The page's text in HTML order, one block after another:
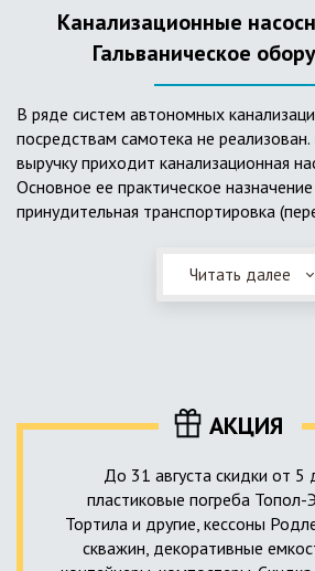
подвержены промерзанию.
установки железобетонных кессонов
уровень грунтовых вод (УГВ) на
выполненный из пластика, может
высоким УГВ.
Очищенная вода без перебоев –
каждого владельца загородного
установку кессонов, погребов и
следует воспользоваться услугами
компании. Мы максимально
проведем весь комплекс
выполним необходимые расчеты и
Канализационные
Гальваническое
В ряде систем автономных
посредствам самотека не
выручку приходит канализационная
Основное ее практическое
принудительная транспортировка
Такая станция может
помещении дома, так и
от исполнения.
Читать далее
АКЦИЯ
До 31 августа скидки от 5
пластиковые погреба Топол-
Тортила и другие, кессоны
скважин, декоративные